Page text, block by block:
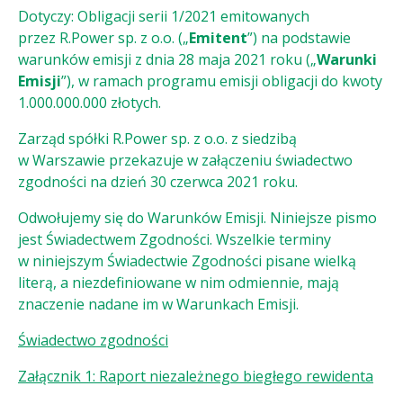
Dotyczy: Obligacji serii 1/2021 emitowanych
przez R.Power sp. z o.o. („Emitent”) na podstawie
warunków emisji z dnia 28 maja 2021 roku („Warunki
Emisji”), w ramach programu emisji obligacji do kwoty
1.000.000.000 złotych.
Zarząd spółki R.Power sp. z o.o. z siedzibą
w Warszawie przekazuje w załączeniu świadectwo
zgodności na dzień 30 czerwca 2021 roku.
Odwołujemy się do Warunków Emisji. Niniejsze pismo
jest Świadectwem Zgodności. Wszelkie terminy
w niniejszym Świadectwie Zgodności pisane wielką
literą, a niezdefiniowane w nim odmiennie, mają
znaczenie nadane im w Warunkach Emisji.
Świadectwo zgodności
Załącznik 1: Raport niezależnego biegłego rewidenta